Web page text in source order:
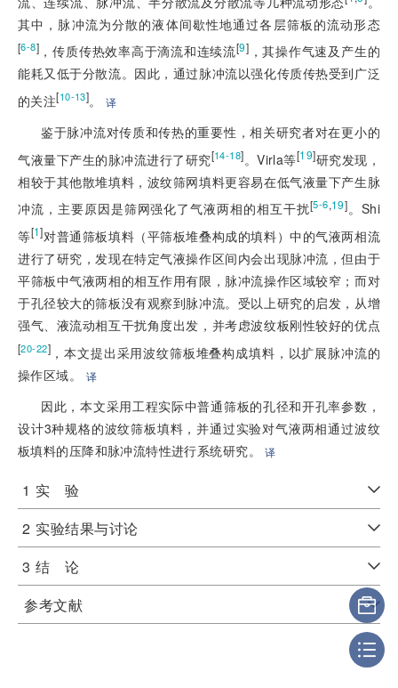
其中，脉冲流为分散的液体间歇性地通过各层筛板的流动形态
[6-8] ，传质传热效率高于滴流和连续流[9] ，其操作气速及产生的
能耗又低于分散流。因此，通过脉冲流以强化传质传热受到广泛
的关注[10-13]。译
鉴于脉冲流对传质和传热的重要性，相关研究者对在更小的
气液量下产生的脉冲流进行了研究[14-18]。Virla等[19]研究发现，
相较于其他散堆填料，波纹筛网填料更容易在低气液量下产生脉
冲流，主要原因是筛网强化了气液两相的相互干扰[5-6,19]。Shi
等[1]对普通筛板填料（平筛板堆叠构成的填料）中的气液两相流
进行了研究，发现在特定气液操作区间内会出现脉冲流，但由于
平筛板中气液两相的相互作用有限，脉冲流操作区域较窄；而对
于孔径较大的筛板没有观察到脉冲流。受以上研究的启发，从增
强气、液流动相互干扰角度出发，并考虑波纹板刚性较好的优点
[20-22]，本文提出采用波纹筛板堆叠构成填料，以扩展脉冲流的
操作区域。
译
因此，本文采用工程实际中普通筛板的孔径和开孔率参数，
设计3种规格的波纹筛板填料，并通过实验对气液两相通过波纹
板填料的压降和脉冲流特性进行系统研究。
译
1 实 验
2 实验结果与讨论
3 结 论
参考文献